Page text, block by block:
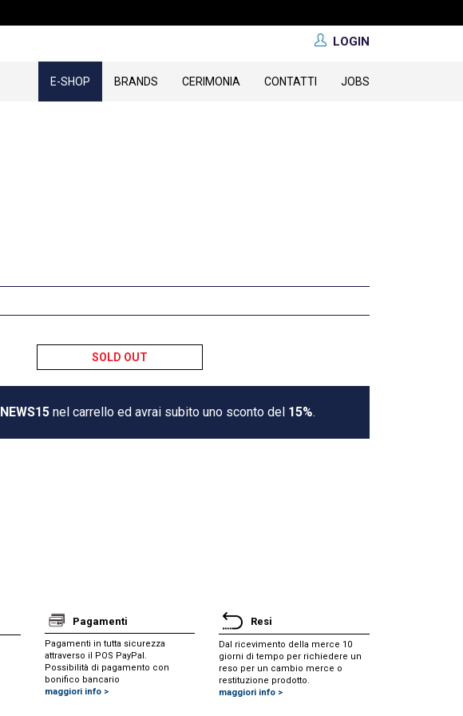
LOGIN
E-SHOP BRANDS CERIMONIA CONTATTI JOBS
SOLD OUT
NEWS15nel carrello ed avrai subito uno sconto del 15%.
Pagamenti
Pagamenti in tutta sicurezza
attraverso il POS PayPal.
Possibilità di pagamento con
bonifico bancario
maggiori info >
Resi
Dal ricevimento della merce 10
giorni di tempo per richiedere un
reso per un cambio merce o
restituzione prodotto.
maggiori info >